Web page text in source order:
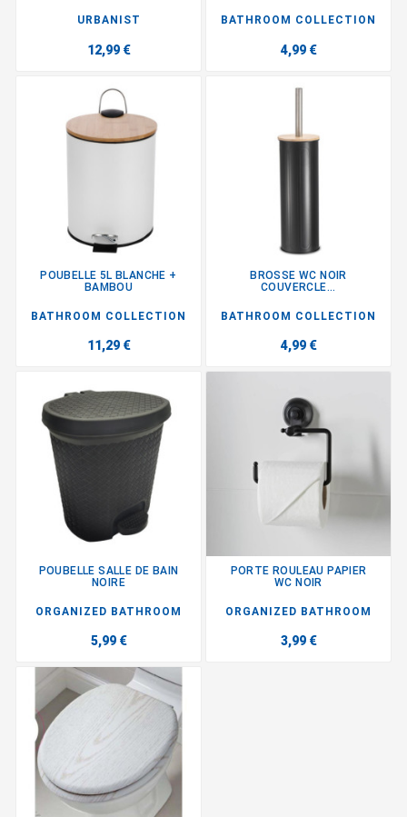
URBANIST
12,99 €
BATHROOM COLLECTION
4,99 €
POUBELLE 5L BLANCHE +
BAMBOU
BATHROOM COLLECTION
11,29 €
BROSSE WC NOIR
COUVERCLE...
BATHROOM COLLECTION
4,99 €
POUBELLE SALLE DE BAIN
NOIRE
ORGANIZED BATHROOM
5,99 €
PORTE ROULEAU PAPIER
WC NOIR
ORGANIZED BATHROOM
3,99 €